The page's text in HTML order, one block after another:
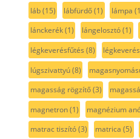
láb(15) lábfürdő(1) lámpa
lánckerék(1) lángelosztó(1)
légkeverésfűtés (8)
lúgszivattyú(8)
magasság rögzítő(3)
magnetron(1) magnézium
matrac tiszító(3) matrica (5)